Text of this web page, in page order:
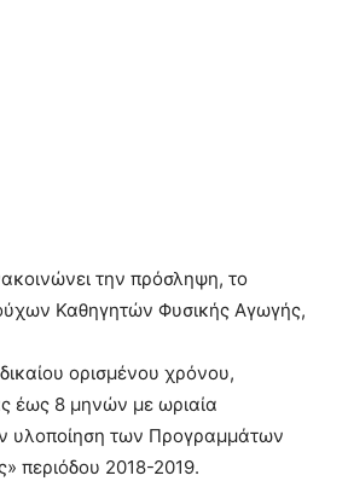
την πρόσληψη, το
Καθηγητών Φυσικής Αγωγής,
ορισμένου χρόνου,
έως 8 μηνών με ωριαία
υλοποίηση των Προγραμμάτων
περιόδου 2018-2019.